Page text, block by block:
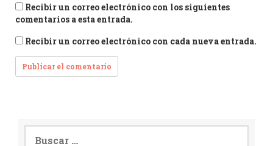
Recibir un correo electrónico con los siguientes
comentarios a esta entrada.
Recibir un correo electrónico con cada nueva entrada.